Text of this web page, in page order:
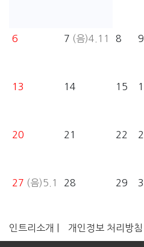
6 7 (음)4.11 8 9
13 14 15
20 21 22
27 (음)5.1 28 29
인트리소개 | 개인정보 처리방침 |